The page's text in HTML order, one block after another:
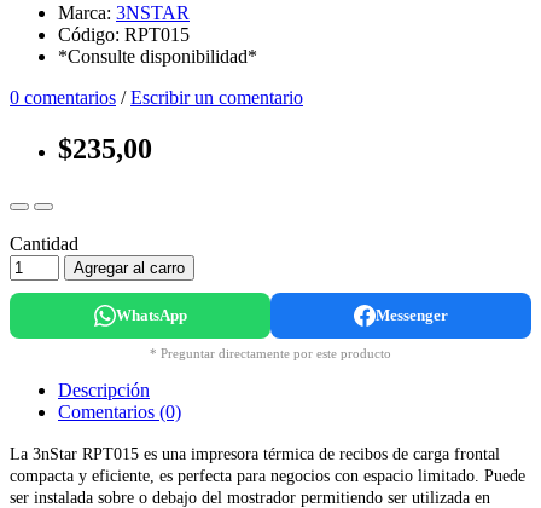
Marca: 3NSTAR
Código: RPT015
*Consulte disponibilidad*
0 comentarios /Escribir un comentario
$235,00
Cantidad
Agregar al carro
WhatsApp Messenger
* Preguntar directamente por este producto
Descripción
Comentarios (0)
La 3nStar RPT015 es una impresora térmica de recibos de carga frontal
compacta y eficiente, es perfecta para negocios con espacio limitado. Puede
ser instalada sobre o debajo del mostrador permitiendo ser utilizada en